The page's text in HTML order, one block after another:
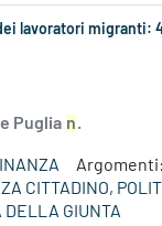
lavoratori migranti:
Puglia n.
Argomenti:
CITTADINO,
DELLA GIUNTA